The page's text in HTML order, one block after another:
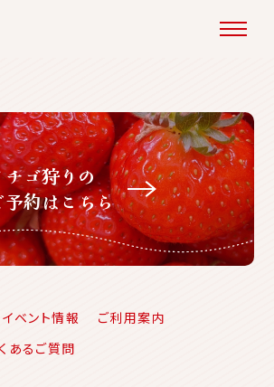
チゴ狩りの
予約はこちら
イベント情報
ご利用案内
あるご質問